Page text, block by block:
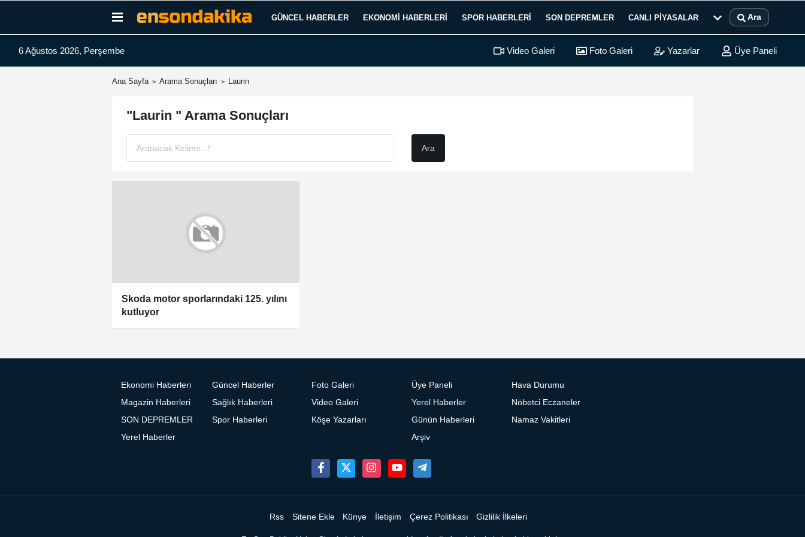
GÜNCEL HABERLER EKONOMI HABERLERI SPOR HABERLERI SON DEPREMLER CANLI PIYASALAR Ara
6 Ağustos 2026, Perşembe Video Galeri Foto Galeri Yazarlar Üye Paneli
Ana Sayfa Arama Sonuçları Laurin
"Laurin " Arama Sonuçları
Skoda motor sporlarındaki 125. yılını
kutluyor
Ekonomi Haberleri
Güncel Haberler
Magazin Haberleri
Sağlık Haberleri
SON DEPREMLER
Spor Haberleri
Yerel Haberler
Foto Galeri
Video Galeri
Köşe Yazarları
Üye Paneli
Yerel Haberler
Günün Haberleri
Arşiv
Hava Durumu
Nöbetci Eczaneler
Namaz Vakitleri
Rss Sitene Ekle Künye İletişim Çerez Politikası Gizlilik İlkeleri